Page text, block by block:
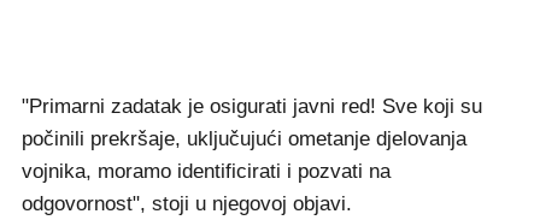
"Primarni zadatak je osigurati javni red! Sve koji su
počinili prekršaje, uključujući ometanje djelovanja
vojnika, moramo identificirati i pozvati na
odgovornost", stoji u njegovoj objavi.